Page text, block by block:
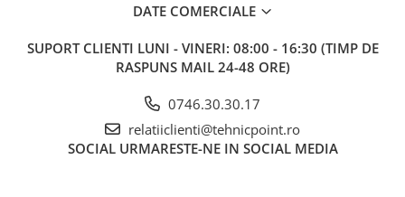
DATE COMERCIALE
SUPORT CLIENTI LUNI - VINERI: 08:00 - 16:30 (TIMP DE
RASPUNS MAIL 24-48 ORE)
0746.30.30.17
relatiiclienti@tehnicpoint.ro
SOCIAL URMARESTE-NE IN SOCIAL MEDIA